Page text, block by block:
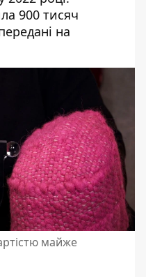
900 тисяч
на
майже